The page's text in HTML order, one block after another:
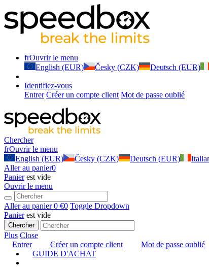
frOuvrir le menu
English (EUR)
Česky (CZK) Deutsch (EUR)
Identifiez-vous
Entrer Créer un compte client Mot de passe oublié
Chercher
frOuvrir le menu
English (EUR)
Česky (CZK) Deutsch (EUR)
Aller au panier0
Panierest vide
Ouvrir le menu
Aller au panier0 €0 Toggle Dropdown
Panierest vide
Chercher
Plus Close
Entrer
Créer un compte client
Mot de passe oublié
GUIDE D'ACHAT